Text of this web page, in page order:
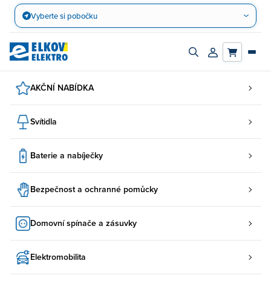
Přejít
obsah
Vyberte si pobočku
Zapnout/vypnout
Přihlásit/
AKČNÍ NABÍDKA
Svítidla
Baterie a nabíječky
Bezpečnost a ochranné pomůcky
Domovní spínače a zásuvky
Elektromobilita